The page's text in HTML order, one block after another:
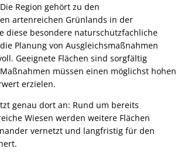
Region gehört zu den
artenreichen Grünlands in der
diese besondere naturschutzfachliche
Planung von Ausgleichsmaßnahmen
Geeignete Flächen sind sorgfältig
müssen einen möglichst hohen
erzielen.
genau dort an: Rund um bereits
Wiesen werden weitere Flächen
vernetzt und langfristig für den